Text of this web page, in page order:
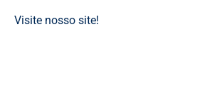
Visite nosso site!